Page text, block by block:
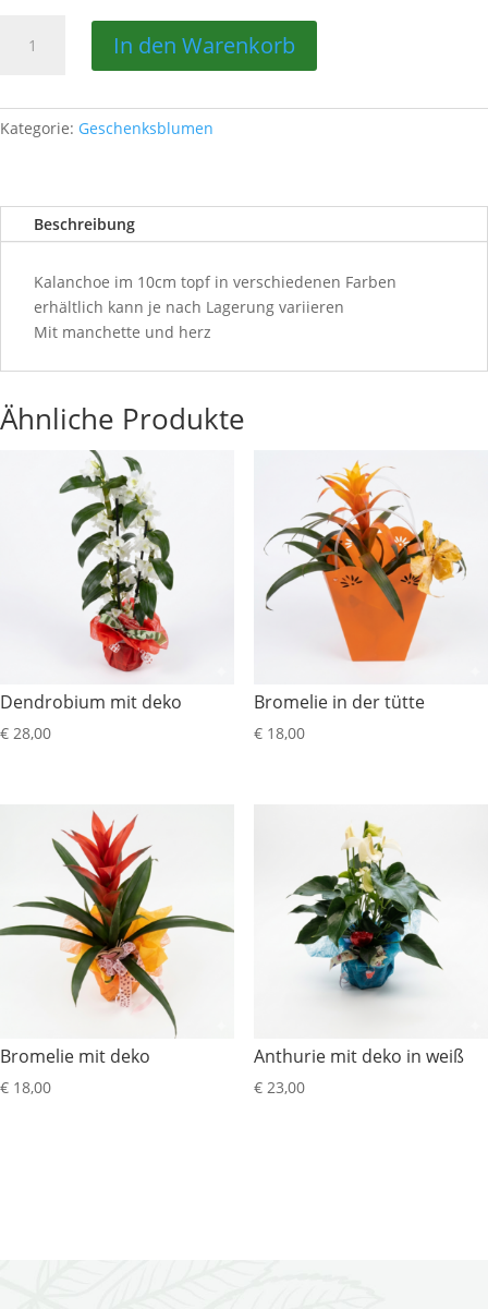
klein
Menge
In den Warenkorb
Kategorie: Geschenksblumen
Beschreibung
Kalanchoe im 10cm topf in verschiedenen Farben
erhältlich kann je nach Lagerung variieren
Mit manchette und herz
Ähnliche Produkte
Dendrobium mit deko
€ 28,00
Bromelie in der tütte
€18,00
Bromelie mit deko
€ 18,00
Anthurie mit deko in weiß
€23,00